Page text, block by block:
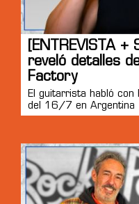
[ENTREVISTA +
reveló detalles
Factory
El guitarrista habló
del 16/7 en Argentina